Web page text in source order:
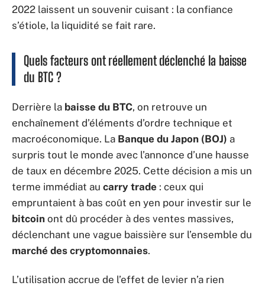
2022 laissent un souvenir cuisant : la confiance
s’étiole, la liquidité se fait rare.
Quels facteurs ont réellement déclenché la baisse
du BTC ?
Derrière la baisse du BTC, on retrouve un
enchaînement d’éléments d’ordre technique et
macroéconomique. La Banque du Japon (BOJ) a
surpris tout le monde avec l’annonce d’une hausse
de taux en décembre 2025. Cette décision a mis un
terme immédiat au carry trade : ceux qui
empruntaient à bas coût en yen pour investir sur le
bitcoin ont dû procéder à des ventes massives,
déclenchant une vague baissière sur l’ensemble du
marché des cryptomonnaies.
L’utilisation accrue de l’effet de levier n’a rien